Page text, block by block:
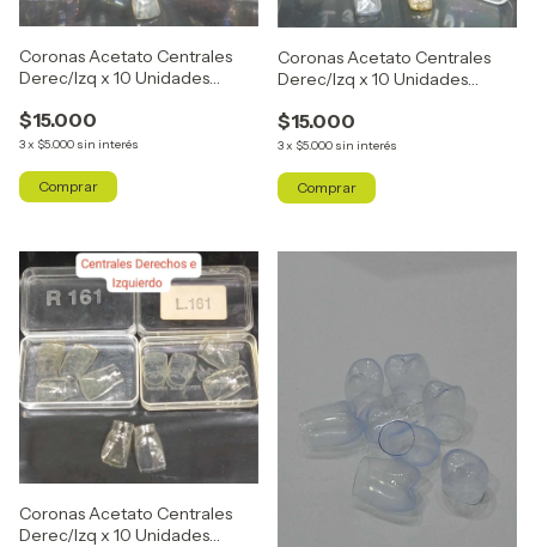
Coronas Acetato Centrales
Derec/Izq x 10 Unidades
$15.000
3x $5.000 sin interés
Coronas Acetato Centrales
Derec/Izq x 10 Unidades
$15.000
3x $5.000 sin interés
Coronas Acetato Centrales
Derec/Izq x 10 Unidades